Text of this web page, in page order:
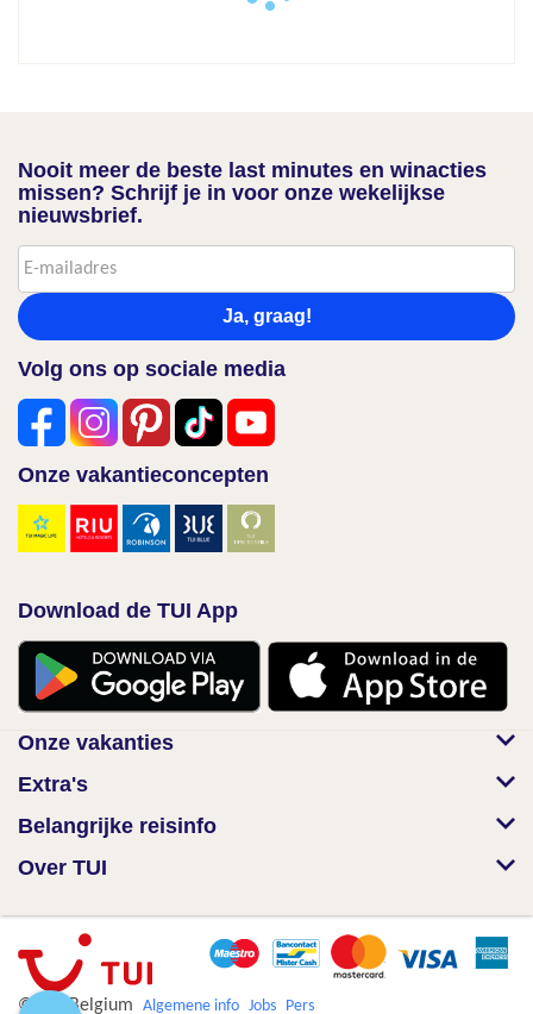
Nooit meer de beste last minutes en winacties
missen? Schrijf je in voor onze wekelijkse
nieuwsbrief.
Ja, graag!
Volg ons op sociale media
Onze vakantieconcepten
Download de TUI App
Onze vakanties
Extra's
Belangrijke reisinfo
Over TUI
© TUI Belgium Algemene info Jobs Pers